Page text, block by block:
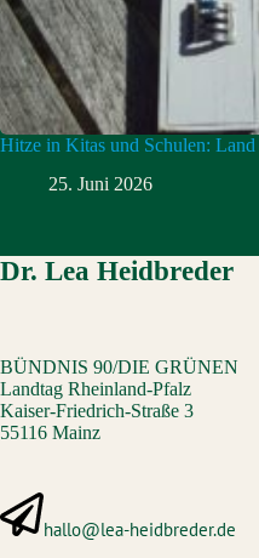
Hitze in Kitas und Schulen: Land
25. Juni 2026
Dr. Lea Heidbreder
BÜNDNIS 90/DIE GRÜNEN
Landtag Rheinland-Pfalz
Kaiser-Friedrich-Straße 3
55116 Mainz
hallo@lea-heidbreder.de